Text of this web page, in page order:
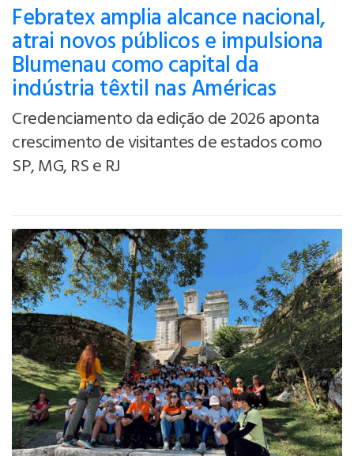
Febratex amplia alcance nacional,
atrai novos públicos e impulsiona
Blumenau como capital da
indústria têxtil nas Américas
Credenciamento da edição de 2026 aponta
crescimento de visitantes de estados como
SP, MG, RS e RJ